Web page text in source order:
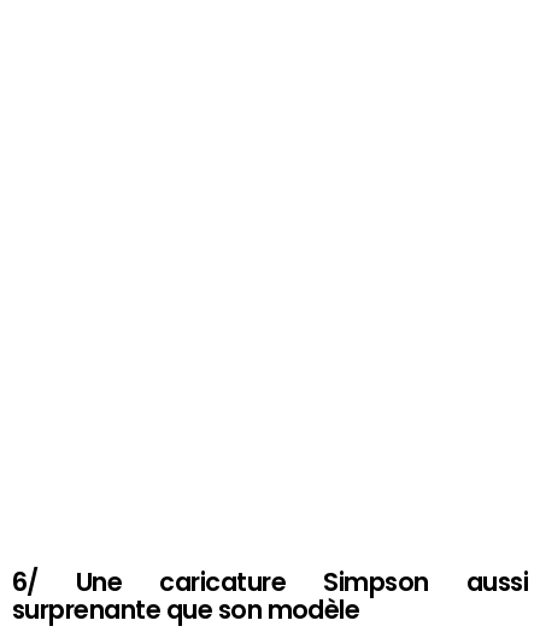
6/ Une caricature Simpson aussi
surprenante que son modèle